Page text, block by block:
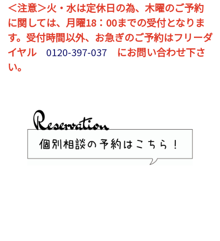
＜注意＞火・水は定休日の為、木曜のご予約
に関しては、月曜18：00までの受付となりま
す。 受付時間以外、お急ぎのご予約はフリーダ
イヤル 0120-397-037 にお問い合わせ下さ
い。